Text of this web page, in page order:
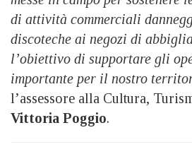
di attività commerciali
discoteche ai negozi di
l’obiettivo di supportare gli
importante per il nostro
l’assessore alla Cultura,
Vittoria Poggio.